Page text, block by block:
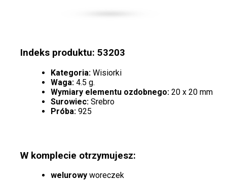
Indeks produktu: 53203
Kategoria: Wisiorki
Waga: 4.5 g.
Wymiary elementu ozdobnego: 20 x 20 mm
Surowiec: Srebro
Próba: 925
W komplecie otrzymujesz:
welurowy woreczek